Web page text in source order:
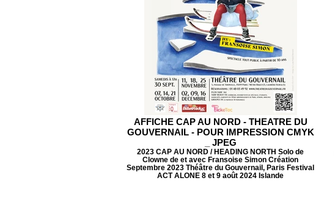
AFFICHE CAP AU NORD - THEATRE DU
GOUVERNAIL - POUR IMPRESSION CMYK
_ JPEG
2023 CAP AU NORD / HEADING NORTH Solo de
Clowne de et avec Fransoise Simon Création
Septembre 2023 Théâtre du Gouvernail, Paris Festival
ACT ALONE 8 et 9 août 2024 Islande